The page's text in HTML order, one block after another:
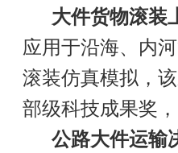
大件货物滚装
应用于沿海、内
滚装仿真模拟，
部级科技成果奖
公路大件运输